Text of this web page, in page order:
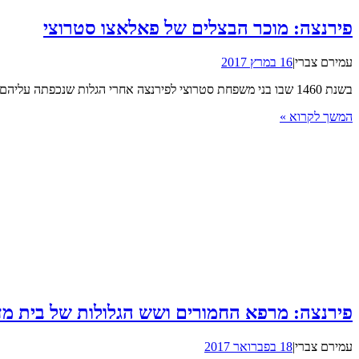
פירנצה: מוכר הבצלים של פאלאצו סטרוצי
עמירם צברי|16 במרץ 2017
בשנת 1460 שבו בני משפחת סטרוצי לפירנצה אחרי הגלות שנכפתה עליהם ע"י משפחת מדיצ'י היריבה. במשך כל אותה תקופה ישב פיליפו סטרוצי (Filippo Strozzi) בנאפולי, התבסס …
המשך לקרוא »
פירנצה: מרפא החמורים ושש הגלולות של בית
עמירם צברי|18 בפברואר 2017